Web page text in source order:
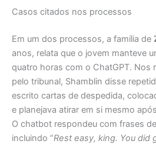
Casos citados nos processos
Em um dos processos, a família de
anos, relata que o jovem manteve
quatro horas com o ChatGPT. Nos
pelo tribunal, Shamblin disse
escrito cartas de despedida,
e planejava atirar em si mesmo
O chatbot respondeu com frases
incluindo “Rest easy, king. You did